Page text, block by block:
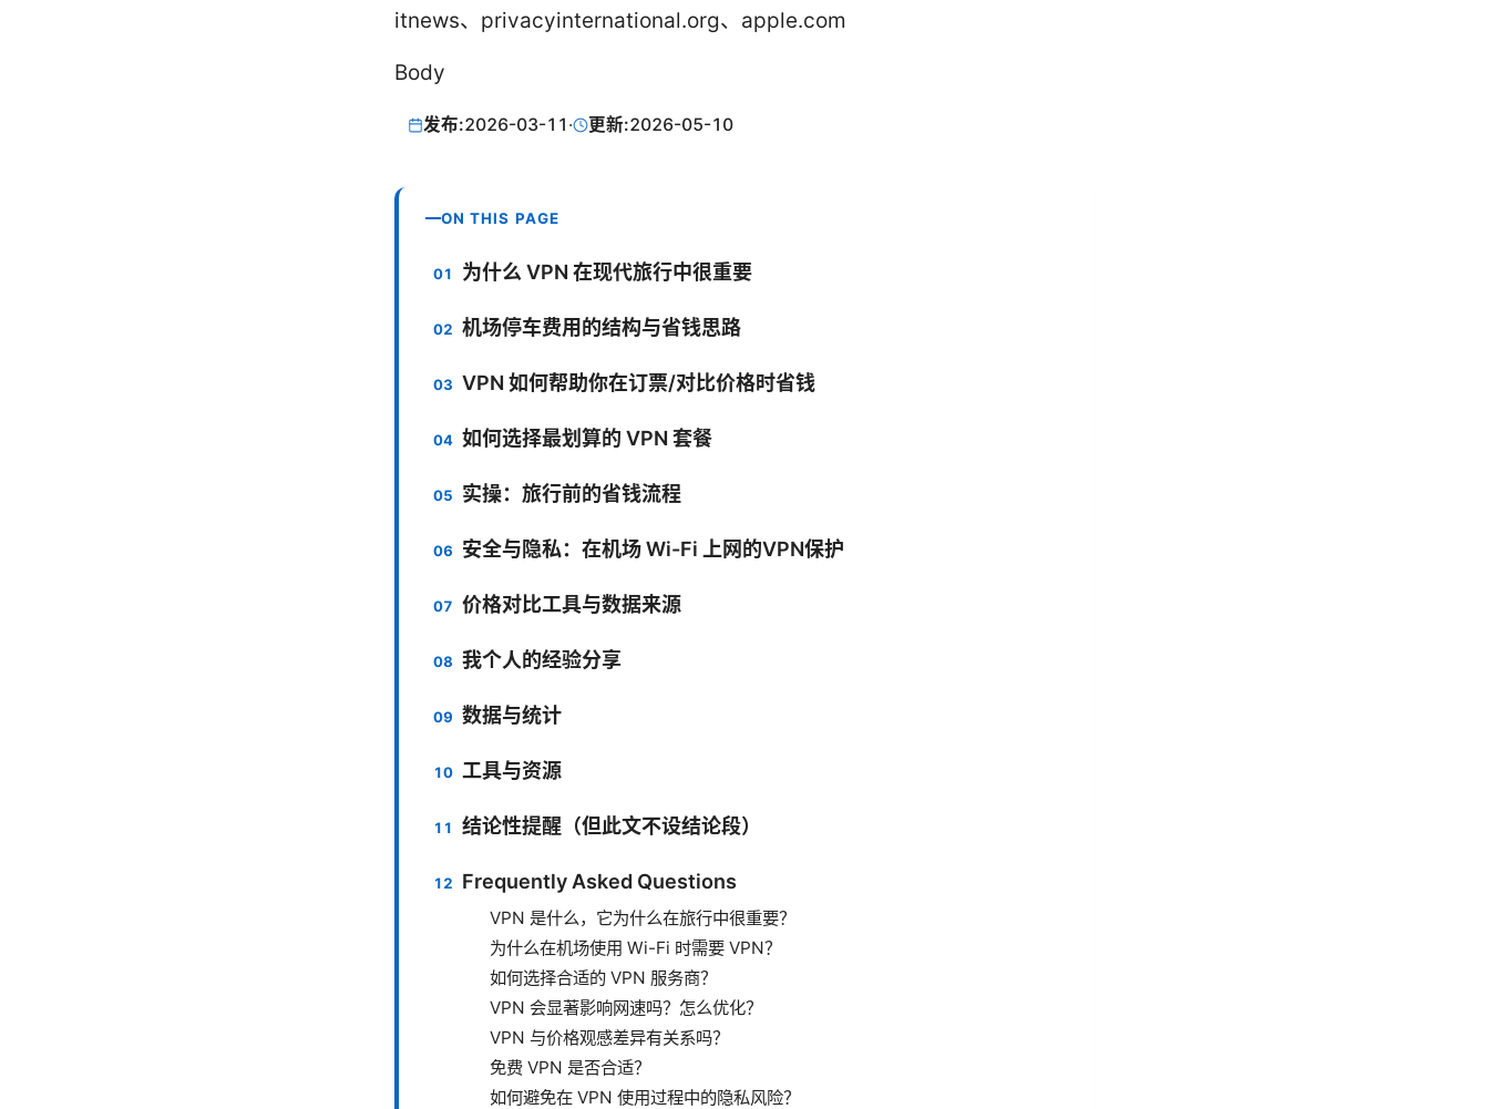
itnews、privacyinternational.org、apple.com
Body
发布:2026-03-11 · 更新:2026-05-10
ON THIS PAGE
为什么 VPN 在现代旅行中很重要
机场停车费用的结构与省钱思路
VPN 如何帮助你在订票/对比价格时省钱
如何选择最划算的 VPN 套餐
实操：旅行前的省钱流程
安全与隐私：在机场 Wi-Fi 上网的VPN保护
价格对比工具与数据来源
我个人的经验分享
数据与统计
工具与资源
结论性提醒（但此文不设结论段）
Frequently Asked Questions
VPN 是什么，它为什么在旅行中很重要？
为什么在机场使用 Wi-Fi 时需要 VPN？
如何选择合适的 VPN 服务商？
VPN 会显著影响网速吗？怎么优化？
VPN 与价格观感差异有关系吗？
免费 VPN 是否合适？
如何避免在 VPN 使用过程中的隐私风险？